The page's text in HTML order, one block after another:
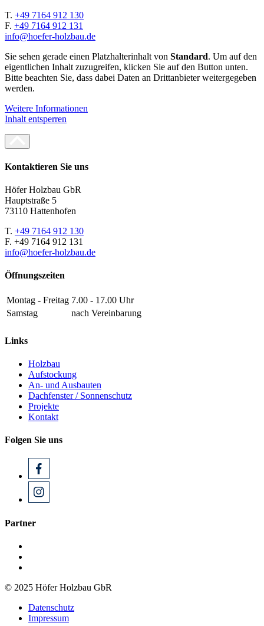
T. +49 7164 912 130
F. +49 7164 912 131
info@hoefer-holzbau.de
Sie sehen gerade einen Platzhalterinhalt von Standard. Um auf den
eigentlichen Inhalt zuzugreifen, klicken Sie auf den Button unten.
Bitte beachten Sie, dass dabei Daten an Drittanbieter weitergegeben
werden.
Weitere Informationen
Inhalt entsperren
Kontaktieren Sie uns
Höfer Holzbau GbR
Hauptstraße 5
73110 Hattenhofen
T. +49 7164 912 130
F. +49 7164 912 131
info@hoefer-holzbau.de
Öffnungszeiten
Montag - Freitag 7.00 - 17.00 Uhr
Samstag
nach Vereinbarung
Links
Holzbau
Aufstockung
An- und Ausbauten
Dachfenster / Sonnenschutz
Projekte
Kontakt
Folgen Sie uns
Partner
© 2025 Höfer Holzbau GbR
Datenschutz
Impressum